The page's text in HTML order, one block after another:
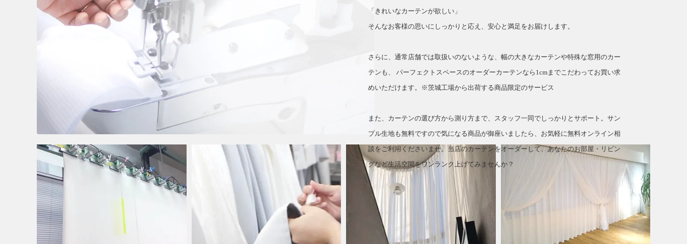
「きれいなカーテンが欲しい」
そんなお客様の思いにしっかりと応え、安心と満足をお届けします。
さらに、通常店舗では取扱いのないような、幅の大きなカーテンや特殊な窓用のカー
テンも、 パーフェクトスペースのオーダーカーテンなら1cmまでこだわってお買い求
めいただけます。※茨城工場から出荷する商品限定のサービス
また、カーテンの選び方から測り方まで、スタッフ一同でしっかりとサポート。サン
プル生地も無料ですので気になる商品が御座いましたら、お気軽に無料オンライン相
談をご利用くださいませ。当店のカーテンをオーダーして、あなたのお部屋・リビン
グなど生活空間をワンランク上げてみませんか？